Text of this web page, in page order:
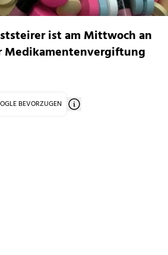
ist am Mittwoch an
Medikamentenvergiftung
BEVORZUGEN